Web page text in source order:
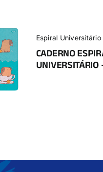
Espiral Universitário
CADERNO
UNIVERSITÁRIO